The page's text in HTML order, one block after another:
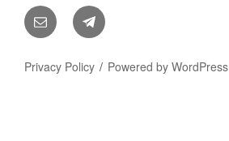
E-
Mail
Telegram
Privacy Policy Powered by WordPress